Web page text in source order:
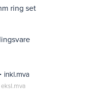
ring set
inkl.mva